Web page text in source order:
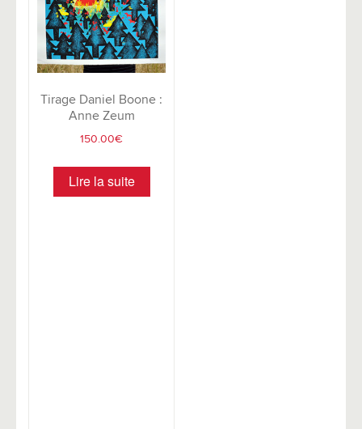
Tirage Daniel Boone :
Anne Zeum
150.00€
Lire la suite